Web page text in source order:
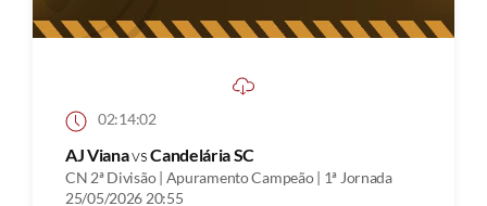
02:14:02
AJ VianavsCandelária SC
CN 2ª Divisão | Apuramento Campeão | 1ª Jornada
25/05/2026 20:55